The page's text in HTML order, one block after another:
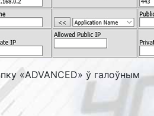
«ADVANCED» ў галоўным